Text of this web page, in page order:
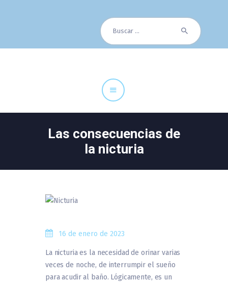
Buscar:
Las consecuencias de
la nicturia
Cuadro Médico
Especialidades
16 de enero de 2023
La nicturia es la necesidad de orinar varias
veces de noche, de interrumpir el sueño
para acudir al baño. Lógicamente, es un